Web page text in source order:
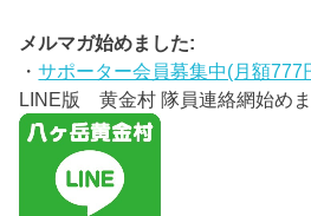
メルマガ始めました:
・サポーター会員募集中(月額777
LINE版 黄金村 隊員連絡網始めま